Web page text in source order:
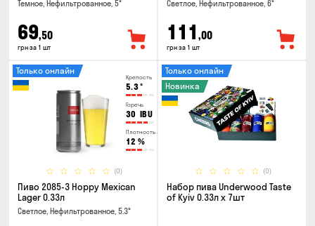
Темное, Нефильтрованное, 5°
69,50
грн за 1 шт
Светлое, Нефильтрованное, 6°
111 ,00
грн за 1 шт
Крепость
5.3°
Горечь
30 IBU
Плотность
12 %
(0)
Только онлайн
Пиво 2085-3 Hoppy Mexican
Lager 0.33л
Светлое, Нефильтрованное, 5.3°
(0)
Только онлайн
Новинка
Набор пива Underwood Taste
of Kyiv 0.33л x 7шт